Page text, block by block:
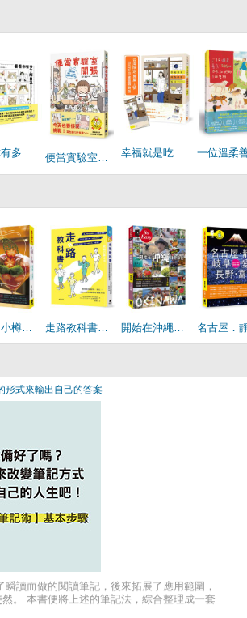
！
看看你有多了解自己 便當實驗室開張：每天做給老公、女兒，偶爾也自己吃 幸福就是吃飯睡覺等待vol.1（台灣限定 蒐集1號 日日好日 書籤特典版）
形式來輸出自己的答案
讀而做的閱讀筆記，後來拓展了應用範圍，
。 本書便將上述的筆記法，綜合整理成一套